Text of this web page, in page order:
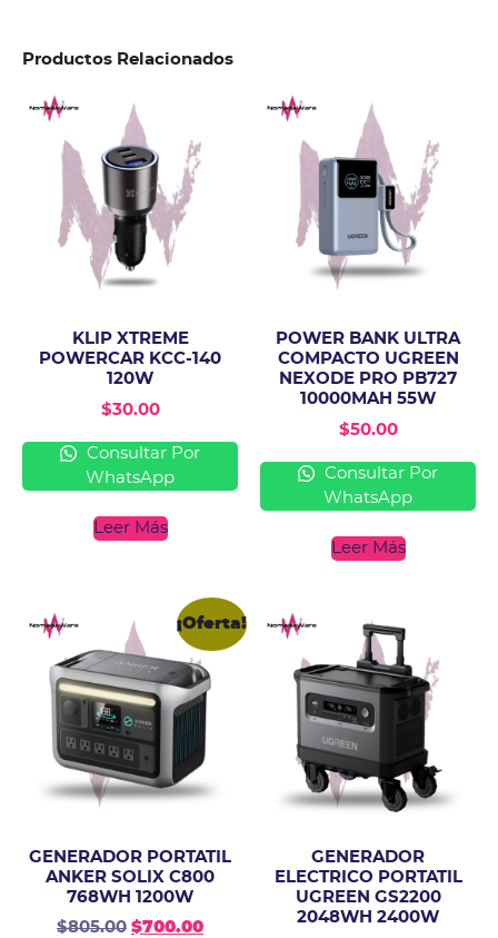
Productos Relacionados
KLIP XTREME
POWERCAR KCC-140
120W
$30.00
Consultar Por
WhatsApp
Leer Más
POWER BANK ULTRA
COMPACTO UGREEN
NEXODE PRO PB727
10000MAH 55W
$50.00
Consultar Por
WhatsApp
Leer Más
¡Oferta!
GENERADOR PORTATIL
ANKER SOLIX C800
768WH 1200W
$805.00 $700.00
GENERADOR
ELECTRICO PORTATIL
UGREEN GS2200
2048WH 2400W